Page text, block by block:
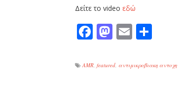
Δείτε το video εδώ
Facebook
Mastodon
Email
AMR, featured, αντιμικροβιακη αντοχη